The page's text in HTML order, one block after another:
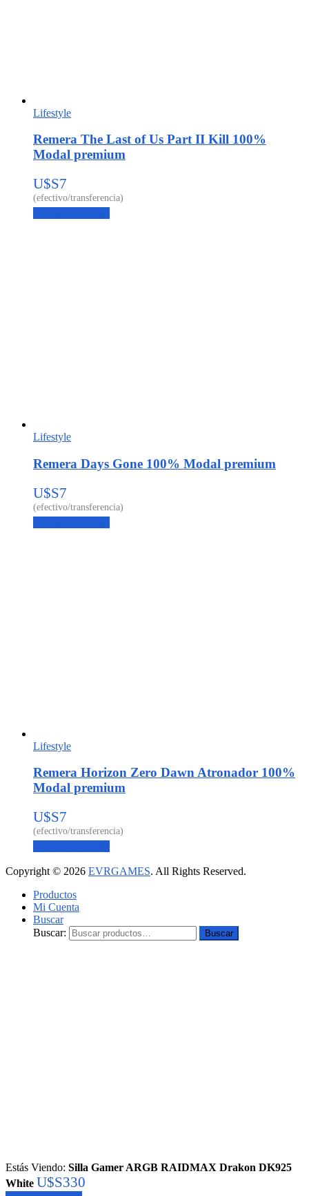
Lifestyle
Remera The Last of Us Part II Kill 100%
Modal premium
U$S7
Lifestyle
Remera Days Gone 100% Modal premium
U$S7
Lifestyle
Remera Horizon Zero Dawn Atronador 100%
Modal premium
U$S7
Copyright © 2026 EVRGAMES. All Rights Reserved.
Productos
Mi Cuenta
Buscar
Buscar:
Buscar
Estás Viendo: Silla Gamer ARGB RAIDMAX Drakon DK925
White U$S330